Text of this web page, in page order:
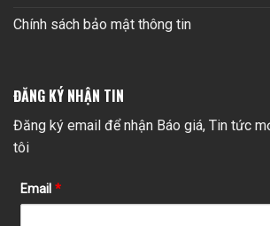
Chính sách bảo mật thông tin
ĐĂNG KÝ NHẬN TIN
Đăng ký email để nhận Báo giá, Tin tức
tôi
Email *